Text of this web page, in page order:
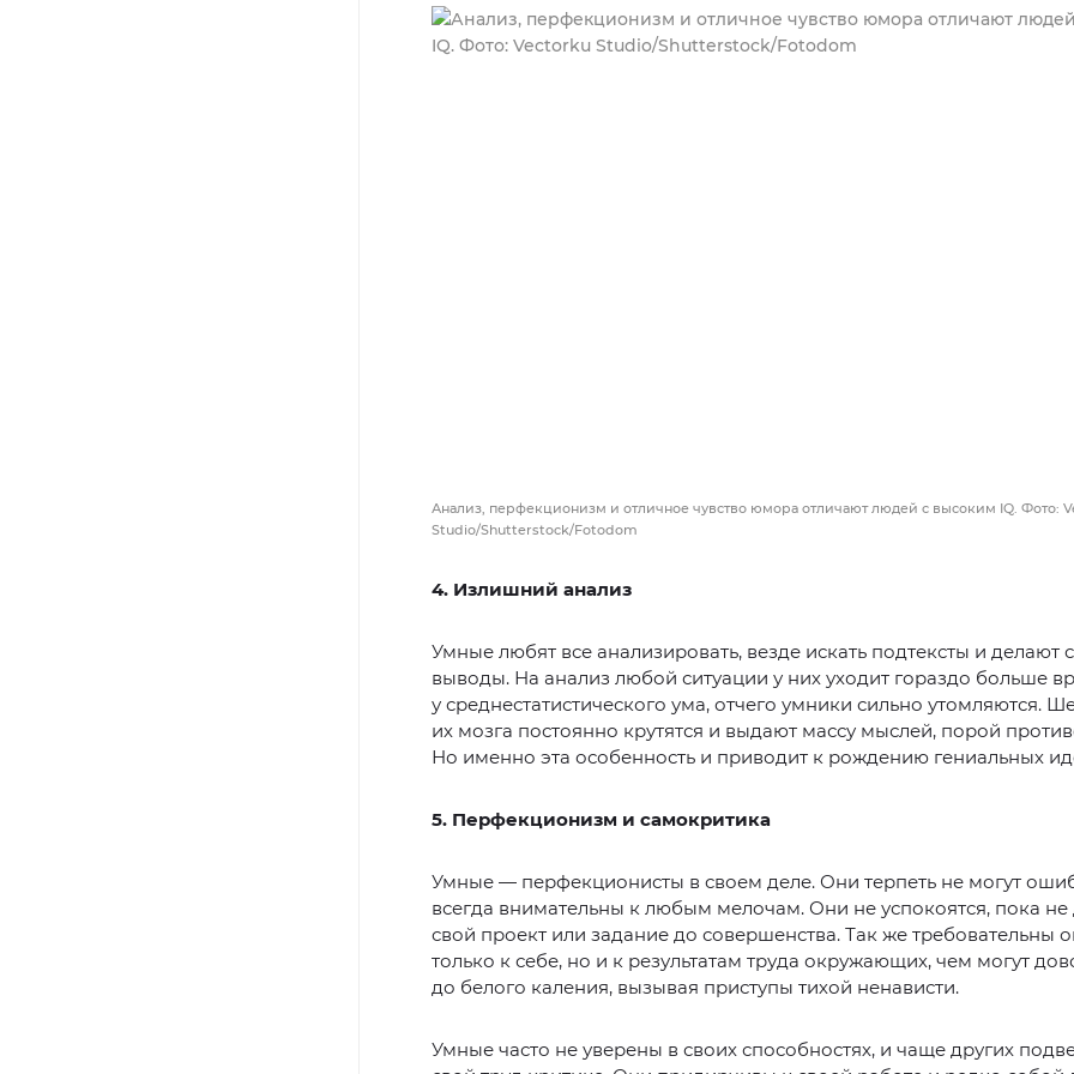
Анализ, перфекционизм и отличное чувство юмора отличают людей с высоким IQ. Фото:
Studio/Shutterstock/Fotodom
4. Излишний анализ
Умные любят все анализировать, везде искать подтексты и делают
выводы. На анализ любой ситуации у них уходит гораздо больше
у среднестатистического ума, отчего умники сильно утомляются.
их мозга постоянно крутятся и выдают массу мыслей, порой
Но именно эта особенность и приводит к рождению гениальных
5. Перфекционизм и самокритика
Умные — перфекционисты в своем деле. Они терпеть не могут
всегда внимательны к любым мелочам. Они не успокоятся, пока не
свой проект или задание до совершенства. Так же требовательны
только к себе, но и к результатам труда окружающих, чем могут
до белого каления, вызывая приступы тихой ненависти.
Умные часто не уверены в своих способностях, и чаще других